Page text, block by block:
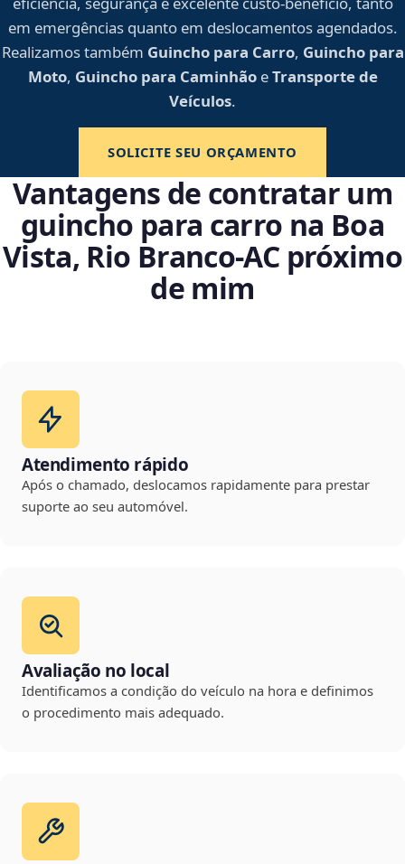
em emergências quanto em deslocamentos agendados.
Realizamos também Guincho para Carro, Guincho para
Moto, Guincho para CaminhãoeTransporte de
Veículos.
SOLICITE SEU ORÇAMENTO
Vantagens de contratar um
guincho para carro na Boa
Vista, Rio Branco‑AC próximo
de mim
Atendimento rápido
Após o chamado, deslocamos rapidamente para prestar
suporte ao seu automóvel.
Avaliação no local
Identificamos a condição do veículo na hora e definimos
o procedimento mais adequado.